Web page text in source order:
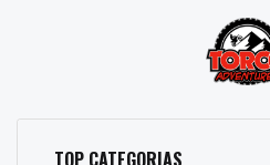
TOP CATEGORIAS